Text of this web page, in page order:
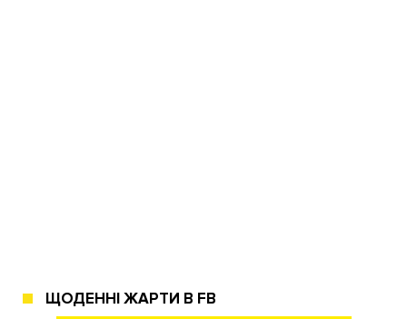
ЩОДЕННІ ЖАРТИ В FB